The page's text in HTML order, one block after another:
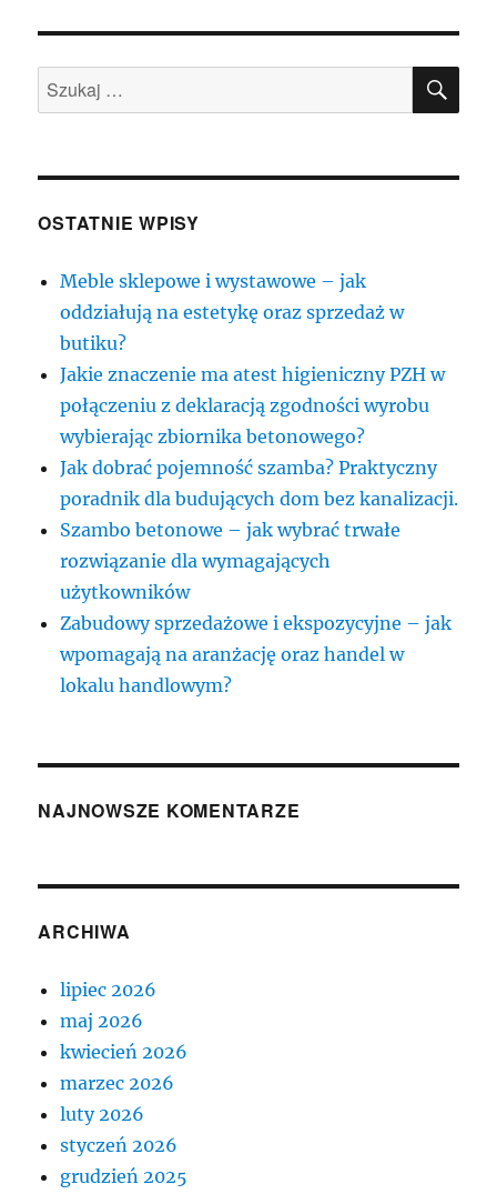
Szukaj:
OSTATNIE WPISY
Meble sklepowe i wystawowe – jak
oddziałują na estetykę oraz sprzedaż w
butiku?
Jakie znaczenie ma atest higieniczny PZH w
połączeniu z deklaracją zgodności wyrobu
wybierając zbiornika betonowego?
Jak dobrać pojemność szamba? Praktyczny
poradnik dla budujących dom bez kanalizacji.
Szambo betonowe – jak wybrać trwałe
rozwiązanie dla wymagających
użytkowników
Zabudowy sprzedażowe i ekspozycyjne – jak
wpomagają na aranżację oraz handel w
lokalu handlowym?
NAJNOWSZE KOMENTARZE
ARCHIWA
lipiec 2026
maj 2026
kwiecień 2026
marzec 2026
luty 2026
styczeń 2026
grudzień 2025